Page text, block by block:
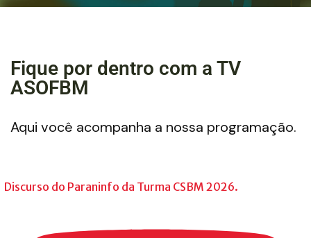
Fique por dentro com a TV
ASOFBM
Aqui você acompanha a nossa programação.
Discurso do Paraninfo da Turma CSBM 2026.